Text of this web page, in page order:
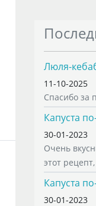
Люля-
11-10-2025
Спасибо за
Капуста
30-01-2023
Очень
этот
Капуста
30-01-2023